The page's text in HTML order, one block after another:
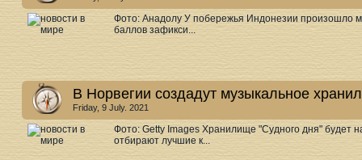
Фото: Анадолу У побережья Индонезии произошло
баллов зафикси...
В Норвегии создадут музыкальное
Friday, 9 July. 2021
Фото: Getty Images Хранилище "Судного дня" будет
отбирают лучшие к...